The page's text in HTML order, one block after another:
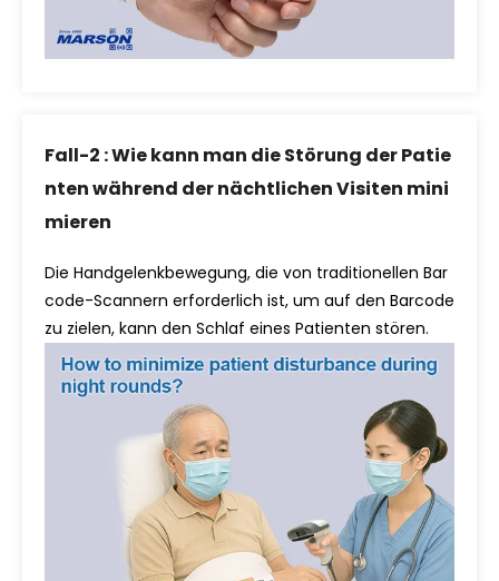
Fall-2 : Wie kann man die Störung der Patie
nten während der nächtlichen Visiten mini
mieren
Die Handgelenkbewegung, die von traditionellen Bar
code-Scannern erforderlich ist, um auf den Barcode
zu zielen, kann den Schlaf eines Patienten stören.